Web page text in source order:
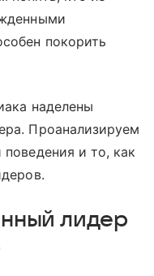
покорить
наделены
Проанализируем
и то, как
лидер